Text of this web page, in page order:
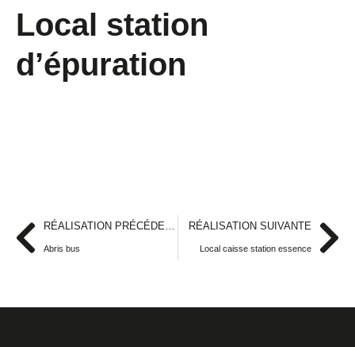
Local station
d’épuration
RÉALISATION PRÉCÉDENTE
Abris bus
RÉALISATION SUIVANTE
Local caisse station essence